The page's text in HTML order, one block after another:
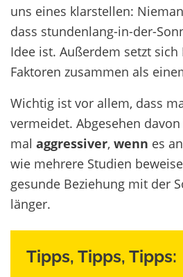
uns eines klarstellen:
dass stundenlang-in-der-
Idee ist. Außerdem setzt
Faktoren zusammen als
Wichtig ist vor allem, dass
vermeidet. Abgesehen
mal aggressiver, wenn es an
wie mehrere Studien
gesunde Beziehung mit der
länger.
Tipps, Tipps, Tipps: